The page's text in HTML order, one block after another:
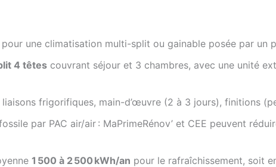
pour une climatisation multi-split ou gainable posée par un
4 têtes couvrant séjour et 3 chambres, avec une unité
frigorifiques, main-d’œuvre (2 à 3 jours), finitions
par PAC air/air : MaPrimeRénov’ et CEE peuvent
1 500 à 2 500 kWh/an pour le rafraîchissement, soit